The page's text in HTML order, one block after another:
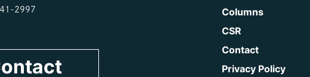
2997
Columns
CSR
Contact
Privacy Policy